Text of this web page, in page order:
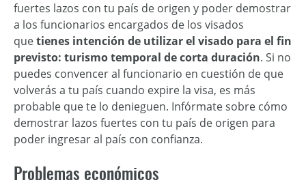
fuertes lazos con tu país de origen y poder demostrar
a los funcionarios encargados de los visados
quetienes intención de utilizar el visado para el fin
previsto: turismo temporal de corta duración. Si no
puedes convencer al funcionario en cuestión de que
volverás a tu país cuando expire la visa, es más
probable que te lo denieguen. Infórmate sobre cómo
demostrar lazos fuertes con tu país de origen para
poder ingresar al país con confianza.
Problemas económicos